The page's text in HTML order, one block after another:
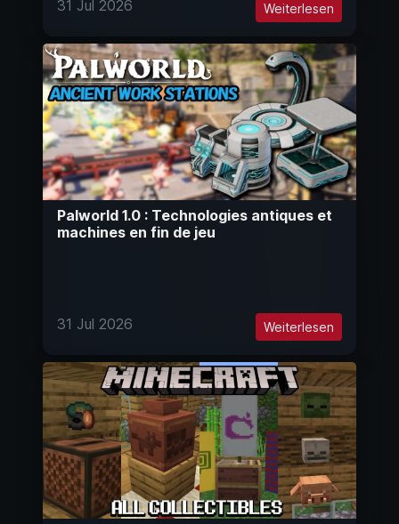
31 Jul 2026 Weiterlesen
Palworld 1.0 : Technologies antiques et
machines en fin de jeu
31 Jul 2026 Weiterlesen